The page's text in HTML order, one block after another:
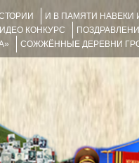
И В ПАМЯТИ НАВЕКИ
КОНКУРС
СОЖЖЁННЫЕ ДЕРЕВНИ